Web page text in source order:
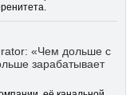
«Чем дольше с
зарабатывает